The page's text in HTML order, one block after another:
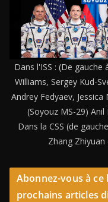
Dans l'ISS : (De
Williams, Sergey Kud-
Andrey Fedyaev,
(Soyouz MS-29)
Dans la CSS (de
Zhang Zhiyuan
Abonnez-vous à
prochains articles